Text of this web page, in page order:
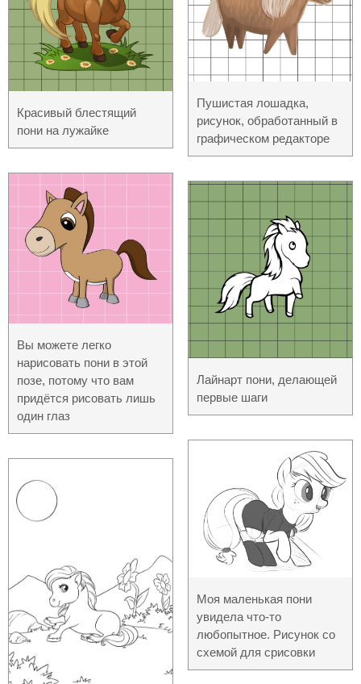
Красивый блестящий
пони на лужайке
Вы можете легко
нарисовать пони в этой
позе, потому что вам
придётся рисовать лишь
один глаз
Пушистая лошадка,
рисунок, обработанный в
графическом редакторе
Лайнарт пони, делающей
первые шаги
Моя маленькая пони
увидела что-то
любопытное. Рисунок со
схемой для срисовки